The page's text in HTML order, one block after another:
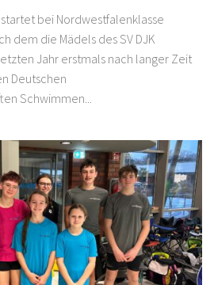
bei Nordwestfalenklasse
dem die Mädels des SV DJK
Jahr erstmals nach langer Zeit
Deutschen
Schwimmen...